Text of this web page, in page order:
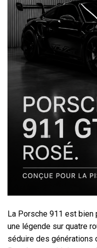
La Porsche 911 est bien
une légende sur quatre
séduire des générations